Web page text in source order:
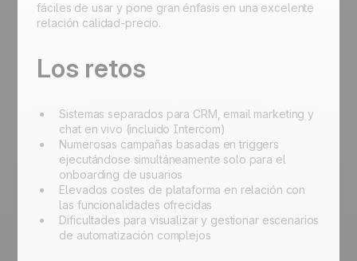
fáciles de usar y pone gran énfasis en una excelente
relación calidad-precio.
Los retos
Sistemas separados para CRM, email marketing y
chat en vivo (incluido Intercom)
Numerosas campañas basadas en triggers
ejecutándose simultáneamente solo para el
onboarding de usuarios
Elevados costes de plataforma en relación con
las funcionalidades ofrecidas
Dificultades para visualizar y gestionar escenarios
de automatización complejos